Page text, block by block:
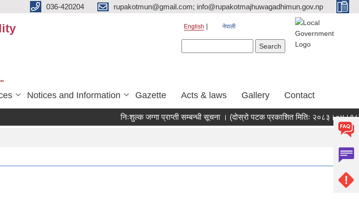
036-420204 rupakotmun@gmail.com; info@rupakotmajhuwagadhimun.gov.np
English नेपाली
Notices and Information Gazette Acts & laws Gallery Contact
निःशुल्क जग्गा प्राप्ती सम्बन्धी सूचना । (दोस्रो पटक प्रकाशित मितिः २०८३।०४।१८)